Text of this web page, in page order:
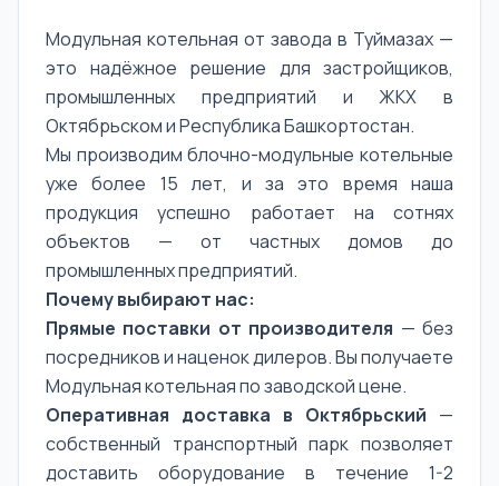
Модульная котельная от завода в Туймазах —
это надёжное решение для застройщиков,
промышленных предприятий и ЖКХ в
Октябрьском и Республика Башкортостан.
Мы производим блочно-модульные котельные
уже более 15 лет, и за это время наша
продукция успешно работает на сотнях
объектов — от частных домов до
промышленных предприятий.
Почему выбирают нас:
Прямые поставки от производителя — без
посредников и наценок дилеров. Вы получаете
Модульная котельная по заводской цене.
Оперативная доставка в Октябрьский —
собственный транспортный парк позволяет
доставить оборудование в течение 1-2